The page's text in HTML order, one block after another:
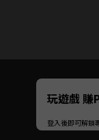
Unmute
玩遊戲 賺
登入後即可解鎖